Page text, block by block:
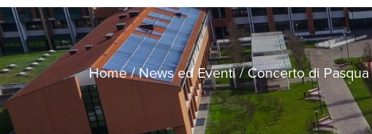
Home/News ed Eventi/Concerto di